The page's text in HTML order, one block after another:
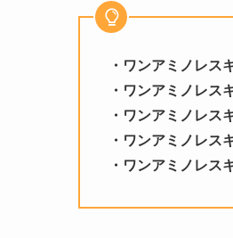
・ワンアミノレス
・ワンアミノレス
・ワンアミノレス
・ワンアミノレス
・ ワンアミノレス